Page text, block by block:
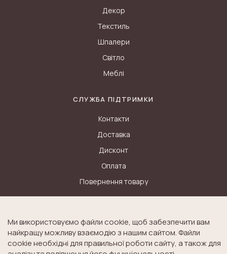
Декор
Текстиль
Шпалери
Світло
Меблі
СЛУЖБА ПІДТРИМКИ
Контакти
Доставка
Дисконт
Оплата
Повернення товару
Блог
Історія K&A
Ми використовуємо файли cookie, щоб забезпечити вам
найкращу можливу взаємодію з нашим сайтом. Файли
cookie необхідні для правильної роботи сайту, а також для
аналізу та поліпшення його функціональності.
Продовжуючи переглядати наш сайт, ви погоджуєтесь з
використанням файлів cookie.